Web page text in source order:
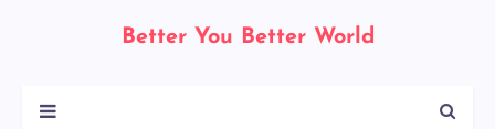
Better You Better World